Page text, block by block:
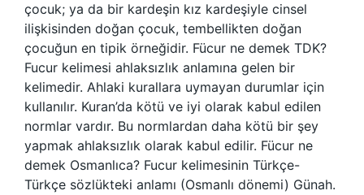
çocuk; ya da bir kardeşin kız kardeşiyle cinsel
ilişkisinden doğan çocuk, tembellikten doğan
çocuğun en tipik örneğidir. Fücur ne demek TDK?
Fucur kelimesi ahlaksızlık anlamına gelen bir
kelimedir. Ahlaki kurallara uymayan durumlar için
kullanılır. Kuran’da kötü ve iyi olarak kabul edilen
normlar vardır. Bu normlardan daha kötü bir şey
yapmak ahlaksızlık olarak kabul edilir. Fücur ne
demek Osmanlıca? Fucur kelimesinin Türkçe-
Türkçe sözlükteki anlamı (Osmanlı dönemi) Günah.